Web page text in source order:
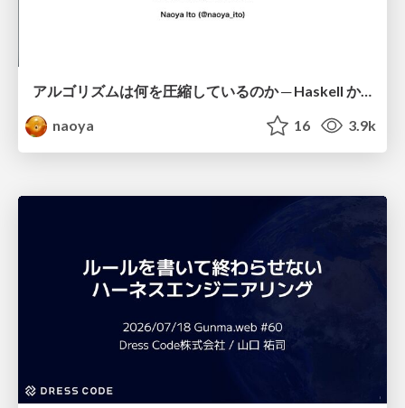
アルゴリズムは何を圧縮しているのか ─ Haskell から育った「圧縮代数」というメンタルモデル
naoya
16 3.9k